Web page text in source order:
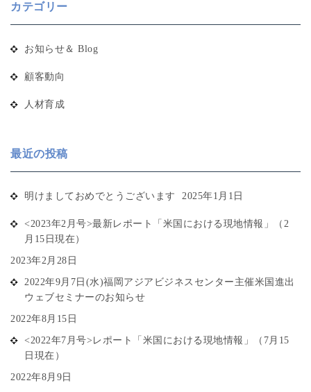
カテゴリー
お知らせ＆ Blog
顧客動向
人材育成
最近の投稿
明けましておめでとうございます 2025年1月1日
<2023年2月号>最新レポート「米国における現地情報」（2
月15日現在）
2023年2月28日
2022年9月7日(水)福岡アジアビジネスセンター主催米国進出
ウェブセミナーのお知らせ
2022年8月15日
<2022年7月号>レポート「米国における現地情報」（7月15
日現在）
2022年8月9日